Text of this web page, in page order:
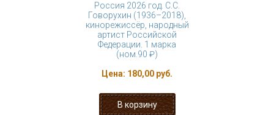
Россия 2026 год. С.С.
Говорухин (1936–2018),
кинорежиссёр, народный
артист Российской
Федерации. 1 марка
(ном.90 ₽)
Цена: 180,00 руб.